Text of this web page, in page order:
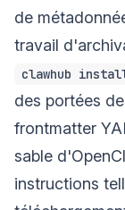
de
travail
clawhub
des portées
frontmatter
sable
instructions